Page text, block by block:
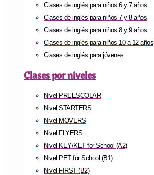
Clases de inglés para niños 6 y 7 años
Clases de inglés para niños 7 y 8 años
Clases de inglés para niños 8 y 9 años
Clases de inglés para niños 10 a 12 años
Clases de inglés para jóvenes
Clases por niveles
Nivel PREESCOLAR
Nivel STARTERS
Nivel MOVERS
Nivel FLYERS
Nivel KEY/KET for School (A2)
Nivel PET for School (B1)
Nivel FIRST (B2)